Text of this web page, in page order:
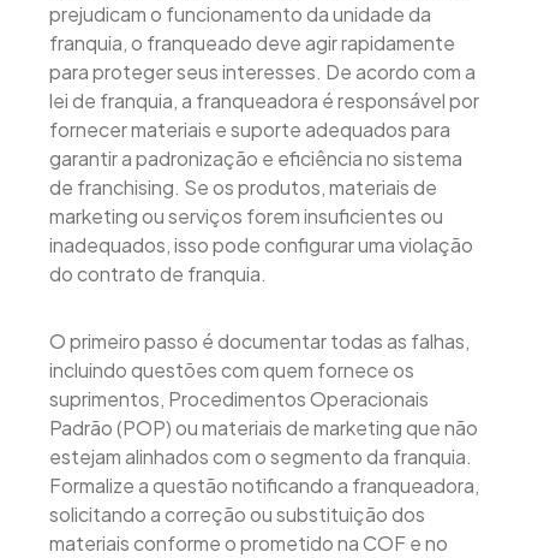
prejudicam o funcionamento da unidade da
franquia, o franqueado deve agir rapidamente
para proteger seus interesses. De acordo com a
lei de franquia, a franqueadora é responsável por
fornecer materiais e suporte adequados para
garantir a padronização e eficiência no sistema
de franchising. Se os produtos, materiais de
marketing ou serviços forem insuficientes ou
inadequados, isso pode configurar uma violação
do contrato de franquia.
O primeiro passo é documentar todas as falhas,
incluindo questões com quem fornece os
suprimentos, Procedimentos Operacionais
Padrão (POP) ou materiais de marketing que não
estejam alinhados com o segmento da franquia.
Formalize a questão notificando a franqueadora,
solicitando a correção ou substituição dos
materiais conforme o prometido na COF e no